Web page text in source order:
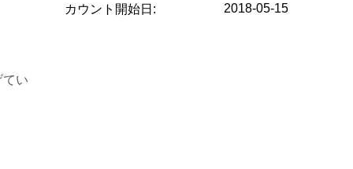
い
2018-05-15
カウント開始日: